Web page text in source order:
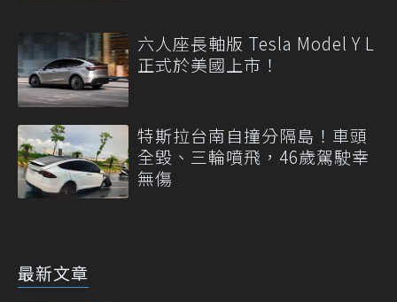
六人座長軸版 Tesla Model Y L
正式於美國上市！
特斯拉台南自撞分隔島！車頭
全毀、三輪噴飛，46歲駕駛幸
無傷
最新文章